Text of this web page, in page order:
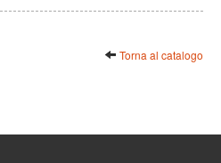
Torna al catalogo